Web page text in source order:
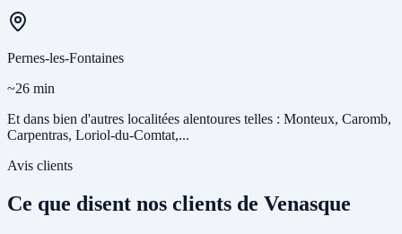
Pernes-les-Fontaines
~26 min
Et dans bien d'autres localitées alentoures telles : Monteux, Caromb,
Carpentras, Loriol-du-Comtat,...
Avis clients
Ce que disent nos clients de Venasque